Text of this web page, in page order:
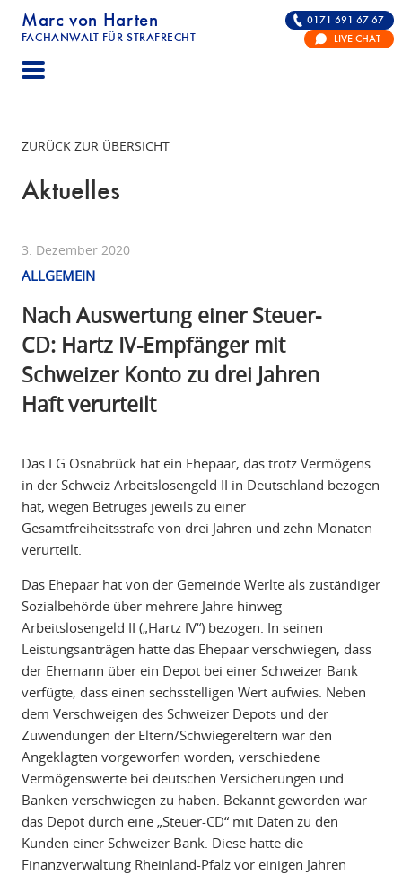
Marc von Harten
FACHANWALT FÜR STRAFRECHT
STRAFRECHT | RECHTSANWALT FÜR DIE
0171 691 67 67
LIVE CHAT
ZURÜCK ZUR ÜBERSICHT
Aktuelles
3. Dezember 2020
ALLGEMEIN
Nach Auswertung einer Steuer-
CD: Hartz IV-Empfänger mit
Schweizer Konto zu drei Jahren
Haft verurteilt
Das LG Osnabrück hat ein Ehepaar, das trotz Vermögens
in der Schweiz Arbeitslosengeld II in Deutschland bezogen
hat, wegen Betruges jeweils zu einer
Gesamtfreiheitsstrafe von drei Jahren und zehn Monaten
verurteilt.
Das Ehepaar hat von der Gemeinde Werlte als zuständiger
Sozialbehörde über mehrere Jahre hinweg
Arbeitslosengeld II („Hartz IV“) bezogen. In seinen
Leistungsanträgen hatte das Ehepaar verschwiegen, dass
der Ehemann über ein Depot bei einer Schweizer Bank
verfügte, dass einen sechsstelligen Wert aufwies. Neben
dem Verschweigen des Schweizer Depots und der
Zuwendungen der Eltern/Schwiegereltern war den
Angeklagten vorgeworfen worden, verschiedene
Vermögenswerte bei deutschen Versicherungen und
Banken verschwiegen zu haben. Bekannt geworden war
das Depot durch eine „Steuer-CD“ mit Daten zu den
Kunden einer Schweizer Bank. Diese hatte die
Finanzverwaltung Rheinland-Pfalz vor einigen Jahren